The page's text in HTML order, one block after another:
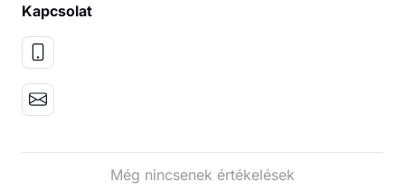
Kapcsolat
Még nincsenek értékelések